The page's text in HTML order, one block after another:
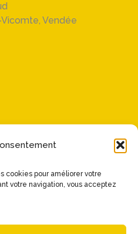
cookies pour améliorer votre
votre navigation, vous acceptez
Vendée